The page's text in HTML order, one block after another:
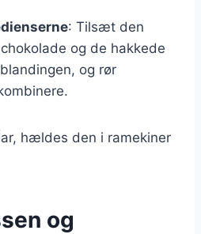
: Tilsæt den
og de hakkede
og rør
hældes den i ramekiner
og